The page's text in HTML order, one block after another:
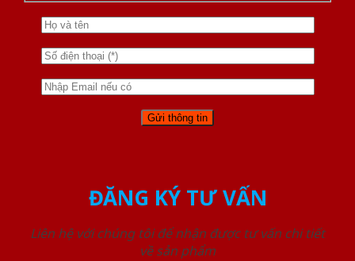
ĐĂNG KÝ TƯ VẤN
Liên hệ với chúng tôi để nhận được tư vấn chi tiết
về sản phẩm